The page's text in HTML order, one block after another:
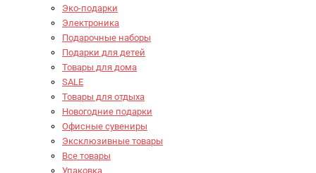
Эко-подарки
Электроника
Подарочные наборы
Подарки для детей
Товары для дома
SALE
Товары для отдыха
Новогодние подарки
Офисные сувениры
Эксклюзивные товары
Все товары
Упаковка